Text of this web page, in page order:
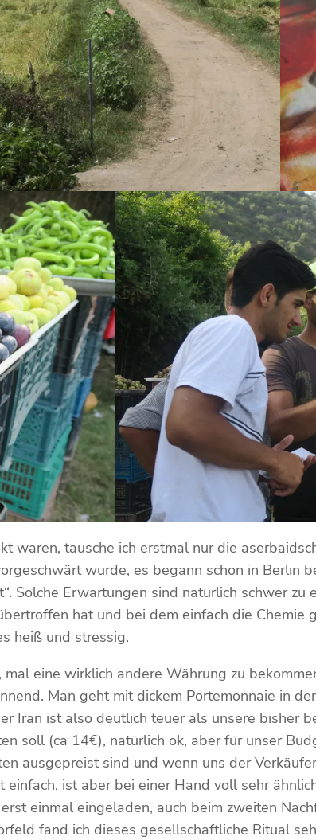
waren, tausche ich erstmal nur die
wurde, es begann schon in Berlin
Solche Erwartungen sind natürlich schwer
hat und bei dem einfach die
heiß und stressig.
eine wirklich andere Währung zu
Man geht mit dickem Portemonnaie in
Iran ist also deutlich teuer als unsere bisher
soll (ca 14€), natürlich ok, aber für unser
ausgepreist sind und wenn uns der
ist aber bei einer Hand voll sehr
einmal eingeladen, auch beim zweiten
fand ich dieses gesellschaftliche Ritual